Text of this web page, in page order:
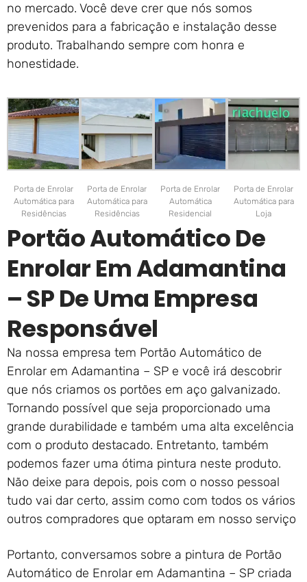
no mercado. Você deve crer que nós somos
prevenidos para a fabricação e instalação desse
produto. Trabalhando sempre com honra e
honestidade.
Porta de Enrolar
Automática para
Residências
Porta de Enrolar
Automática para
Residências
Porta de Enrolar
Automática
Residencial
Porta de Enrolar
Automática para
Loja
Portão Automático De
Enrolar Em Adamantina
– SP De Uma Empresa
Responsável
Na nossa empresa tem Portão Automático de
Enrolar em Adamantina – SP e você irá descobrir
que nós criamos os portões em aço galvanizado.
Tornando possível que seja proporcionado uma
grande durabilidade e também uma alta excelência
com o produto destacado. Entretanto, também
podemos fazer uma ótima pintura neste produto.
Não deixe para depois, pois com o nosso pessoal
tudo vai dar certo, assim como com todos os vários
outros compradores que optaram em nosso serviço
Portanto, conversamos sobre a pintura de Portão
Automático de Enrolar em Adamantina – SP criada